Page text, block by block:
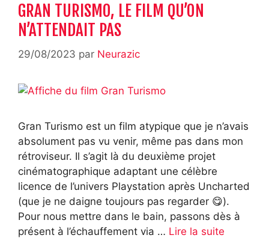
GRAN TURISMO, LE FILM QU’ON
N’ATTENDAIT PAS
29/08/2023 par Neurazic
Gran Turismo est un film atypique que je n’avais
absolument pas vu venir, même pas dans mon
rétroviseur. Il s’agit là du deuxième projet
cinématographique adaptant une célèbre
licence de l’univers Playstation après Uncharted
(que je ne daigne toujours pas regarder 😋).
Pour nous mettre dans le bain, passons dès à
présent à l’échauffement via … Lire la suite